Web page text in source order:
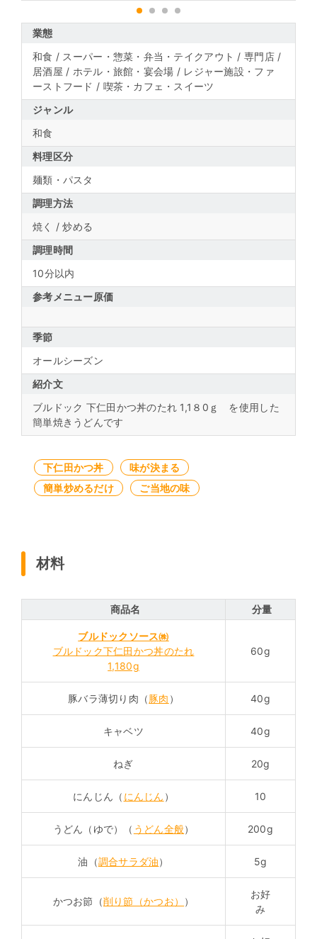
業態
和食 / スーパー・惣菜・弁当・テイクアウト / 専門店 /
居酒屋 / ホテル・旅館・宴会場 / レジャー施設・ファ
ーストフード / 喫茶・カフェ・スイーツ
ジャンル
和食
料理区分
麺類・パスタ
調理方法
焼く / 炒める
調理時間
10分以内
参考メニュー原価
季節
オールシーズン
紹介文
ブルドック 下仁田かつ丼のたれ 1,1８0ｇ を使用した
簡単焼きうどんです
下仁田かつ丼
味が決まる
簡単炒めるだけ
ご当地の味
材料
商品名 分量
ブルドックソース㈱
ブルドック下仁田かつ丼のたれ
1,180g
60g
豚バラ薄切り肉（豚肉 ） 40g
キャベツ 40g
ねぎ 20g
にんじん（ にんじん ） 10
うどん（ゆで）（ うどん全般） 200g
油（調合サラダ油） 5g
かつお節（削り節（かつお） ）
お好
み